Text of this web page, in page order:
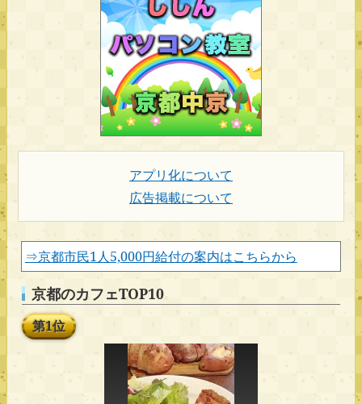
アプリ化について
広告掲載について
⇒京都市民1人5,000円給付の案内はこちらから
京都のカフェTOP10
第1位